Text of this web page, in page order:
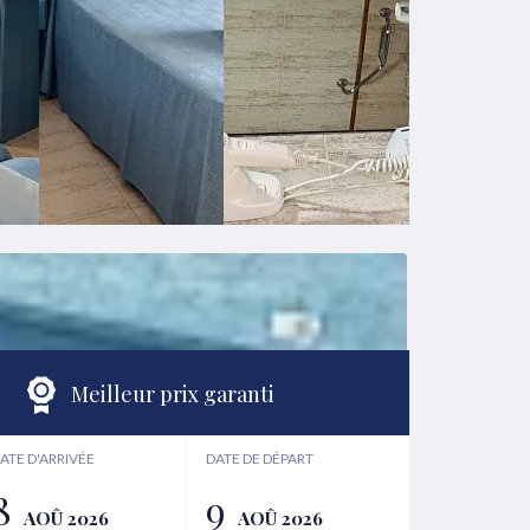
Meilleur prix garanti
D'ARRIVÉE
AOÛ 2026
DATE DE DÉPART
9 AOÛ 2026